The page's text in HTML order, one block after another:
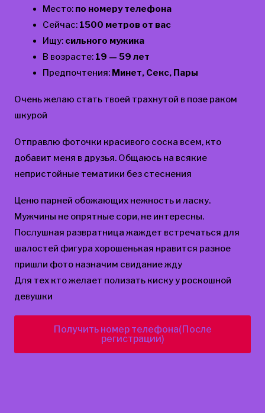
Место: по номеру телефона
Сейчас: 1500 метров от вас
Ищу: сильного мужика
В возрасте: 19 — 59 лет
Предпочтения: Минет, Секс, Пары
Очень желаю стать твоей трахнутой в позе раком
шкурой
Отправлю фоточки красивого соска всем, кто
добавит меня в друзья. Общаюсь на всякие
непристойные тематики без стеснения
Ценю парней обожающих нежность и ласку.
Мужчины не опрятные сори, не интересны.
Послушная развратница жаждет встречаться для
шалостей фигура хорошенькая нравится разное
пришли фото назначим свидание жду
Для тех кто желает полизать киску у роскошной
девушки
Получить номер телефона(После
регистрации)